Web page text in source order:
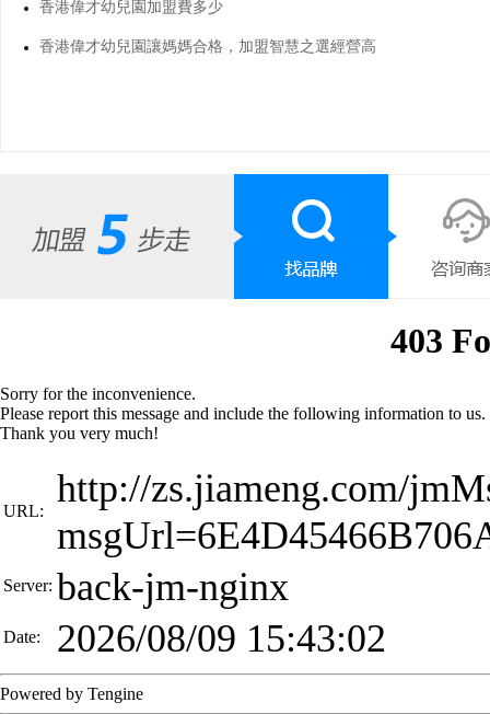
香港偉才幼兒園加盟費多少
香港偉才幼兒園讓媽媽合格，加盟智慧之選經營高